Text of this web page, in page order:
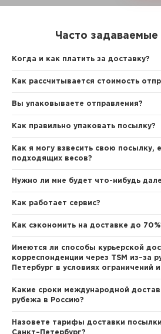
Часто задаваемые
Когда и как платить за доставку?
Как рассчитывается стоимость
Вы упаковываете отправления?
Как правильно упаковать посылку?
Как я могу взвесить свою посылку,
подходящих весов?
Нужно ли мне будет что-нибудь
Как работает сервис?
Как сэкономить на доставке до
Имеются ли способы курьерской
корреспонденции через TSM из–за
Петербург в условиях ограничений
Какие сроки международной
рубежа в Россию?
Назовете тарифы доставки